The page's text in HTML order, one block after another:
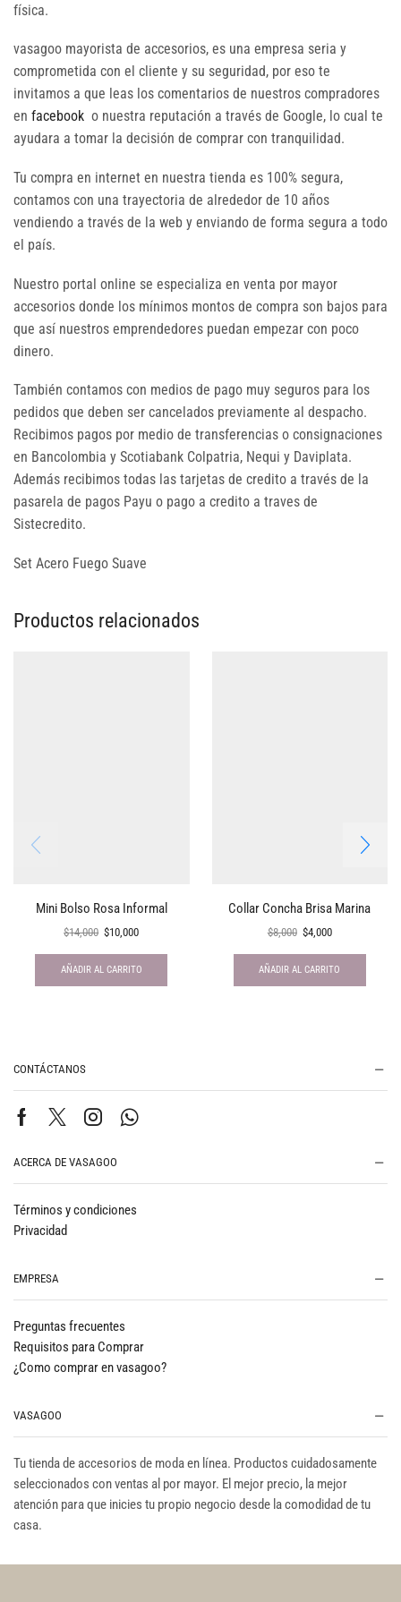
física.
vasagoo mayorista de accesorios, es una empresa seria y
comprometida con el cliente y su seguridad, por eso te
invitamos a que leas los comentarios de nuestros compradores
en facebook o nuestra reputación a través de Google, lo cual te
ayudara a tomar la decisión de comprar con tranquilidad.
Tu compra en internet en nuestra tienda es 100% segura,
contamos con una trayectoria de alrededor de 10 años
vendiendo a través de la web y enviando de forma segura a todo
el país.
Nuestro portal online se especializa en venta por mayor
accesorios donde los mínimos montos de compra son bajos para
que así nuestros emprendedores puedan empezar con poco
dinero.
También contamos con medios de pago muy seguros para los
pedidos que deben ser cancelados previamente al despacho.
Recibimos pagos por medio de transferencias o consignaciones
en Bancolombia y Scotiabank Colpatria, Nequi y Daviplata.
Además recibimos todas las tarjetas de credito a través de la
pasarela de pagos Payu o pago a credito a traves de
Sistecredito.
Set Acero Fuego Suave
Productos relacionados
Mini Bolso Rosa Informal
$14,000 $10,000
AÑADIR AL CARRITO
Collar Concha Brisa Marina
$8,000 $4,000
AÑADIR AL CARRITO
CONTÁCTANOS
ACERCA DE VASAGOO
Términos y condiciones
Privacidad
EMPRESA
Preguntas frecuentes
Requisitos para Comprar
¿Como comprar en vasagoo?
VASAGOO
Tu tienda de accesorios de moda en línea. Productos cuidadosamente
seleccionados con ventas al por mayor. El mejor precio, la mejor
atención para que inicies tu propio negocio desde la comodidad de tu
casa.